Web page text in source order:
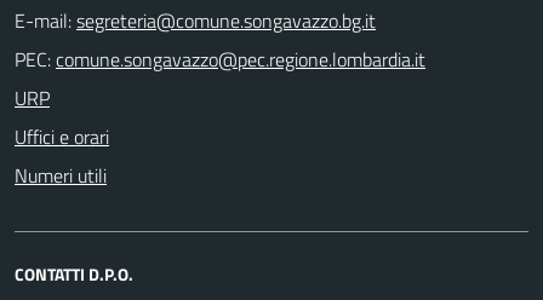
E-mail:
PEC:
URP
Uffici e orari
Numeri utili
CONTATTI D.P.O.